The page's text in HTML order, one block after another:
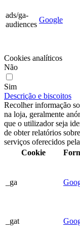
ads/ga-
audiences
Google
Cookies analíticos
Não
Sim
Descrição e biscoitos
Recolher informação
na loja, geralmente
que o utilizador seja
de obter relatórios
serviços oferecidos
Cookie
_ga
_gat